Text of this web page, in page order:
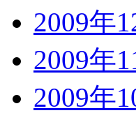
2009年
2009年
2009年